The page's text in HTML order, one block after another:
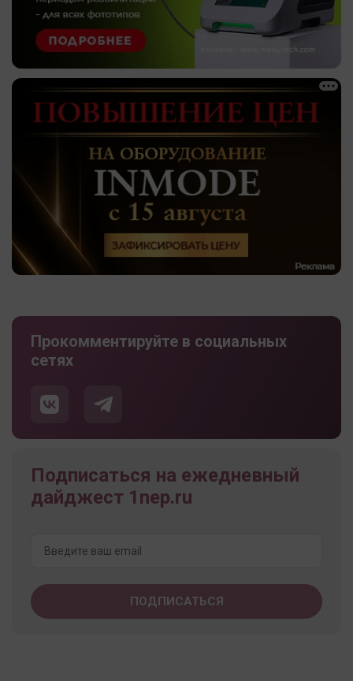
Прокомментируйте в социальных
сетях
Подписаться на ежедневный
дайджест 1nep.ru